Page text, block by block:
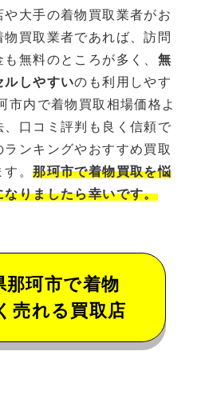
大手の着物買取業者がお
買取業者であれば、訪問
無料のところが多く、 無
ルしやすいのも利用しやす
市内で着物買取相場価格よ
、口コミ評判も良く信頼で
ンキングやおすすめ買取
す。那珂市で着物買取を悩
りましたら幸いです。
那珂市で着物
売れる買取店